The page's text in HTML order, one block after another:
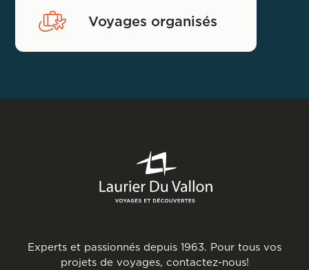
Voyages organisés
Experts et passionnés depuis 1963. Pour tous vos
projets de voyages, contactez-nous!